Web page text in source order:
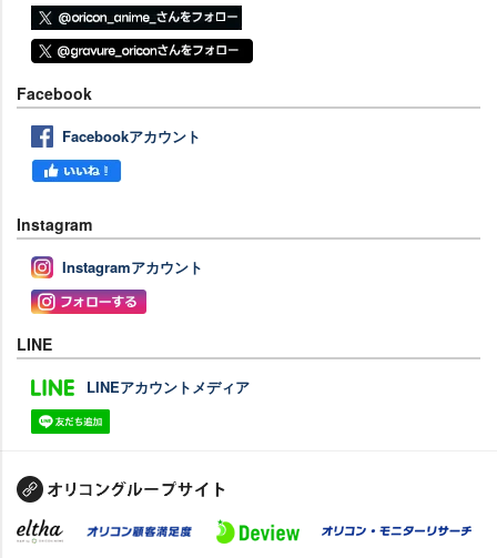
Facebook
Facebookアカウント
Instagram
Instagramアカウント
LINE
LINEアカウントメディア